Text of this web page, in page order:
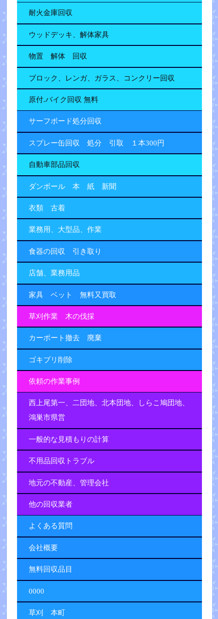
耐火金庫回収
ウッドデッキ、解体家具
物置 解体 回収
ブロック、レンガ、ガラス、コンクリー回収
原付.バイク回収 無料
サーフボード処分回収
スプレー缶回収 処分 引取 １本300円
自動車部品回収
ダンボール 本 紙 新聞
衣類 古着
業務用、大型品、作業
食器の回収 引き取り
店舗、業務用品
家具 ベット 無料又買取
草刈作業 木の伐採
カーポート撤去 廃棄
ゴキブリ削除
依頼の作業事例
西上尾第一、二団地、北本団地、しらこ鳩団地、
鴻巣市県営
一般的な見積もりの計算
不用品回収トラブル
地元の不動産、管理会社
他の回収業者
よくある質問
会社概要
無料回収品目
0000
草刈 本町